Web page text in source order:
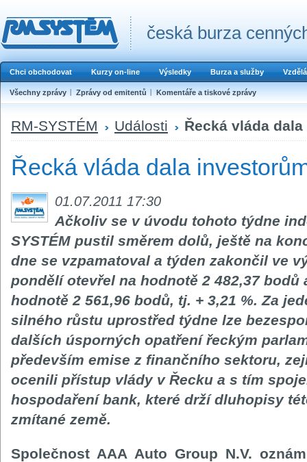
česká burza
Chci obchodovat Kurzy on-line Výsledky Burza a služby
Všechny zprávy Zprávy od emitentů Komentáře a tiskové zprávy
RM-SYSTÉM Události Řecká vláda
Řecká vláda dala
01.07.2011 17:30
Ačkoliv se v úvodu tohoto týdne
SYSTÉM pustil směrem dolů, ještě na
dne se vzpamatoval a týden zakončil ve
pondělí otevřel na hodnotě 2 482,37 bodů
hodnotě 2 561,96 bodů, tj. + 3,21 %. Za
silného růstu uprostřed týdne lze
dalších úsporných opatření řeckým
především emise z finančního sektoru,
ocenili přístup vlády v Řecku a s tím
hospodaření bank, které drží dluhopisy
zmítané země.
Společnost AAA Auto Group N.V.